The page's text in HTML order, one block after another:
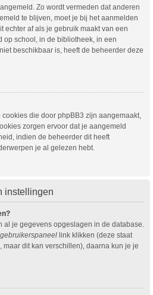
Zo wordt vermeden dat anderen
te blijven, moet je bij het aanmelden
echter af als je gebruik maakt van een
op school, in de bibliotheek, in een
beschikbaar is, heeft de beheerder deze
die door phpBB3 zijn aangemaakt,
zorgen ervoor dat je aangemeld
indien de beheerder dit heeft
je al gelezen hebt.
instellingen
je gegevens opgeslagen in de database.
gebruikerspaneel link klikken (deze staat
dit kan verschillen), daarna kun je je